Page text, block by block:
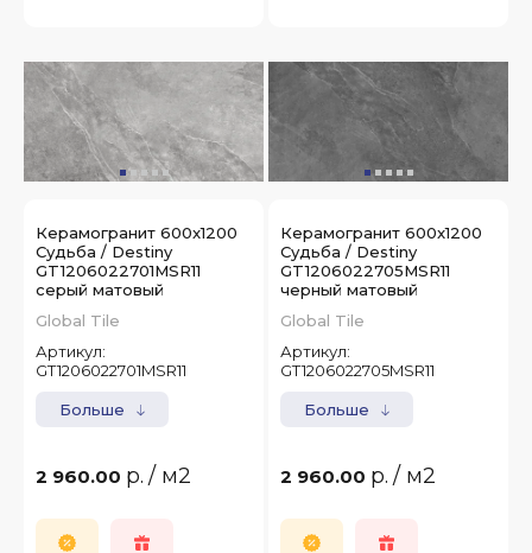
Керамогранит 600x1200
Судьба / Destiny
GT1206022701MSR11
серый матовый
Global Tile
Артикул:
GT1206022701MSR11
Больше
2 960.00 р. / м2
Керамогранит 600x1200
Судьба / Destiny
GT1206022705MSR11
черный матовый
Global Tile
Артикул:
GT1206022705MSR11
Больше
2 960.00 р. / м2